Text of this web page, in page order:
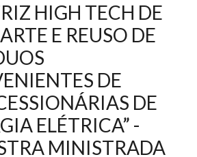
HIGH TECH DE
E REUSO DE
DE
DE
ELÉTRICA” -
MINISTRADA